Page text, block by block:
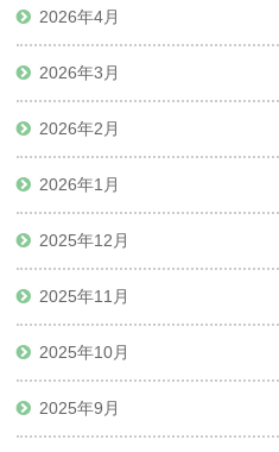
2026年4月
2026年3月
2026年2月
2026年1月
2025年12月
2025年11月
2025年10月
2025年9月